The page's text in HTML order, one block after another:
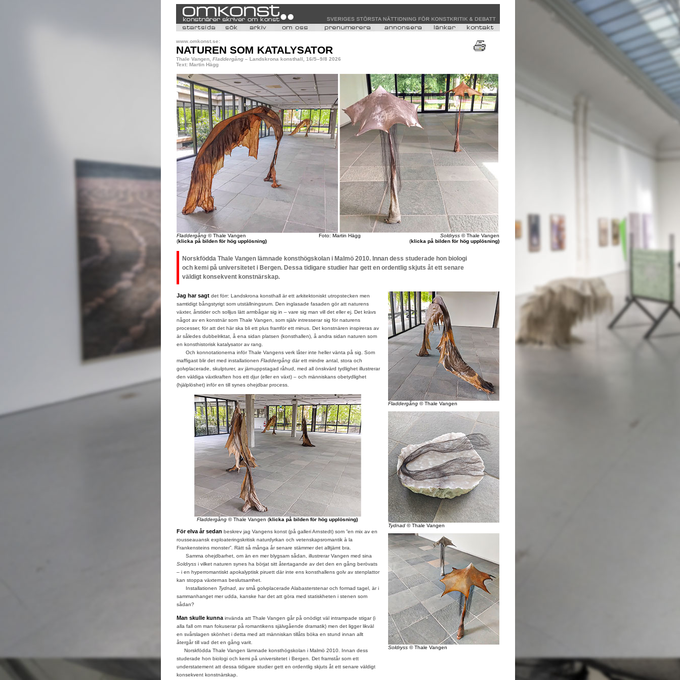
www.omkonst.se:
NATUREN SOM KATALYSATOR
Thale Vangen, Fladdergång – Landskrona konsthall, 16/5–9/8 2026
Text: Martin Hägg
Fladdergång © Thale Vangen
(klicka på bilden för hög upplösning)
Foto: Martin Hägg Soldryss © Thale Vangen
(klicka på bilden för hög upplösning)
Norskfödda Thale Vangen lämnade konsthögskolan i Malmö 2010. Innan dess studerade hon biologi
och kemi på universitetet i Bergen. Dessa tidigare studier har gett en ordentlig skjuts åt ett senare
väldigt konsekvent konstnärskap.
Jag har sagt det förr: Landskrona konsthall är ett arkitektoniskt utropstecken men
samtidigt bångstyrigt som utställningsrum. Den inglasade fasaden gör att naturens
växter, årstider och solljus lätt armbågar sig in – vare sig man vill det eller ej. Det krävs
något av en konstnär som Thale Vangen, som själv intresserar sig för naturens
processer, för att det här ska bli ett plus framför ett minus. Det konstnären inspireras av
är således dubbelriktat, å ena sidan platsen (konsthallen), å andra sidan naturen som
en konsthistorisk katalysator av rang.
Och konnotationerna inför Thale Vangens verk låter inte heller vänta på sig. Som
maffigast blir det med installationen Fladdergång där ett mindre antal, stora och
golvplacerade, skulpturer, av järnuppstagad råhud, med all önskvärd tydlighet illustrerar
den väldiga växtkraften hos ett djur (eller en växt) – och människans obetydlighet
(hjälplöshet) inför en till synes ohejdbar process.
Fladdergång © Thale Vangen (klicka på bilden för hög upplösning)
För elva år sedan beskrev jag Vangens konst (på galleri Arnstedt) som ”en mix av en
rousseauansk exploateringskritisk naturdyrkan och vetenskapsromantik à la
Frankensteins monster”. Rätt så många år senare stämmer det alltjämt bra.
Samma ohejdbarhet, om än en mer blygsam sådan, illustrerar Vangen med sina
Soldryss i vilket naturen synes ha börjat sitt återtagande av det den en gång berövats
– i en hyperromantiskt apokalyptisk piruett där inte ens konsthallens golv av stenplattor
kan stoppa växternas beslutsamhet.
Installationen Tydnad , av små golvplacerade Alabasterstenar och formad tagel, är i
sammanhanget mer udda, kanske har det att göra med statiskheten i stenen som
sådan?
Man skulle kunna invända att Thale Vangen går på onödigt väl intrampade stigar (i
alla fall om man fokuserar på romantikens självgående dramatik) men det ligger likväl
en svårslagen skönhet i detta med att människan tillåts böka en stund innan allt
återgår till vad det en gång varit.
Norskfödda Thale Vangen lämnade konsthögskolan i Malmö 2010. Innan dess
studerade hon biologi och kemi på universitetet i Bergen. Det framstår som ett
understatement att dessa tidigare studier gett en ordentlig skjuts åt ett senare väldigt
konsekvent konstnärskap.
Fladdergång © Thale Vangen
Tydnad © Thale Vangen
Soldryss © Thale Vangen